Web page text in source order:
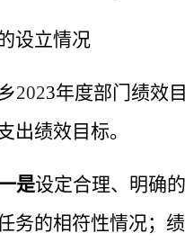
设立情况
2023年度部门绩效
出绩效目标。
是设定合理、明确
务的相符性情况；